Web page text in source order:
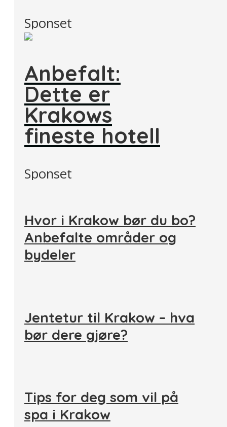
Sponset
Anbefalt:
Dette er
Krakows
fineste hotell
Sponset
Hvor i Krakow bør du bo?
Anbefalte områder og
bydeler
Jentetur til Krakow – hva
bør dere gjøre?
Tips for deg som vil på
spa i Krakow